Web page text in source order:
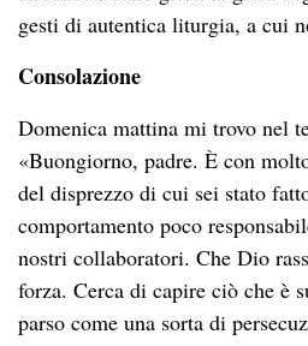
gesti di autentica liturgia, a cui
Consolazione
Domenica mattina mi trovo nel
«Buongiorno, padre. È con
del disprezzo di cui sei stato
comportamento poco
nostri collaboratori. Che Dio
forza. Cerca di capire ciò che è
parso come una sorta di